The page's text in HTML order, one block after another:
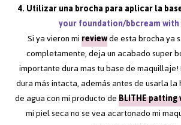
4. Utilizar una brocha para aplicar la
your foundation/bbcream with
Si ya vieron mireviewde esta brocha ya
completamente, deja un acabado super
importante dura mas tu base de
dura más intacta, además antes de usarla la
de agua con mi producto deBLITHE
mi piel seca no se vea acartonado mi